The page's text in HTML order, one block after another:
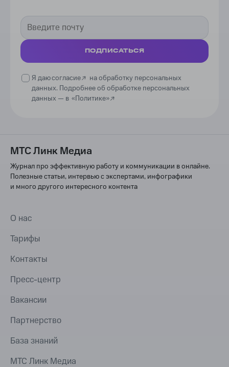
ПОДПИСАТЬСЯ
Я даюсогласие
на обработку персональных
данных. Подробнее об обработке персональных
данных — в «Политике»
МТС Линк Медиа
Журнал про эффективную работу и коммуникации в онлайне.
Полезные статьи, интервью с экспертами, инфографики
и много другого интересного контента
О нас
Тарифы
Контакты
Пресс-центр
Вакансии
Партнерство
База знаний
МТС Линк Медиа